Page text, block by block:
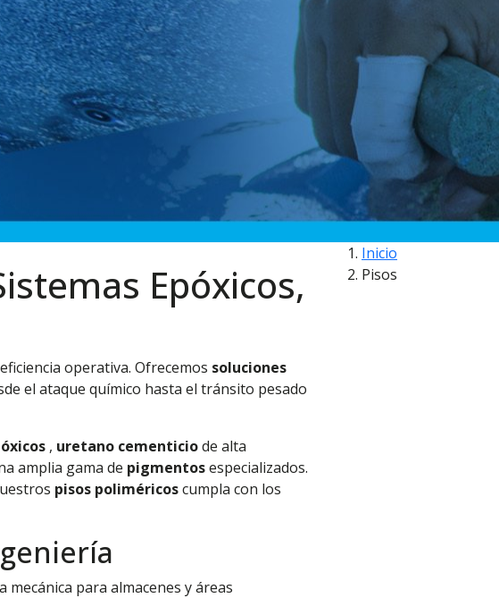
Inicio
Pisos
Epóxicos,
operativa. Ofrecemos soluciones
el ataque químico hasta el tránsito pesado
, uretano cementiciode alta
amplia gama de pigmentosespecializados.
pisos poliméricos
para almacenes y áreas